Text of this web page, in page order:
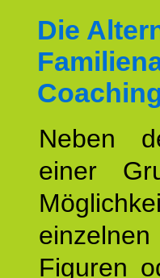
Die
Neben
einer
Figuren